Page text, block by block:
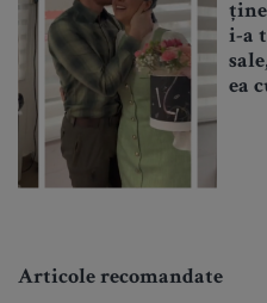
ține
i-a
ea
Articole recomandate